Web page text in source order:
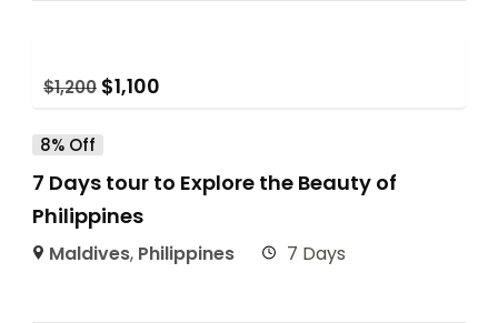
$1,200 $1,100
8% Off
7 Days tour to Explore the Beauty of
Philippines
Maldives, Philippines 7 Days